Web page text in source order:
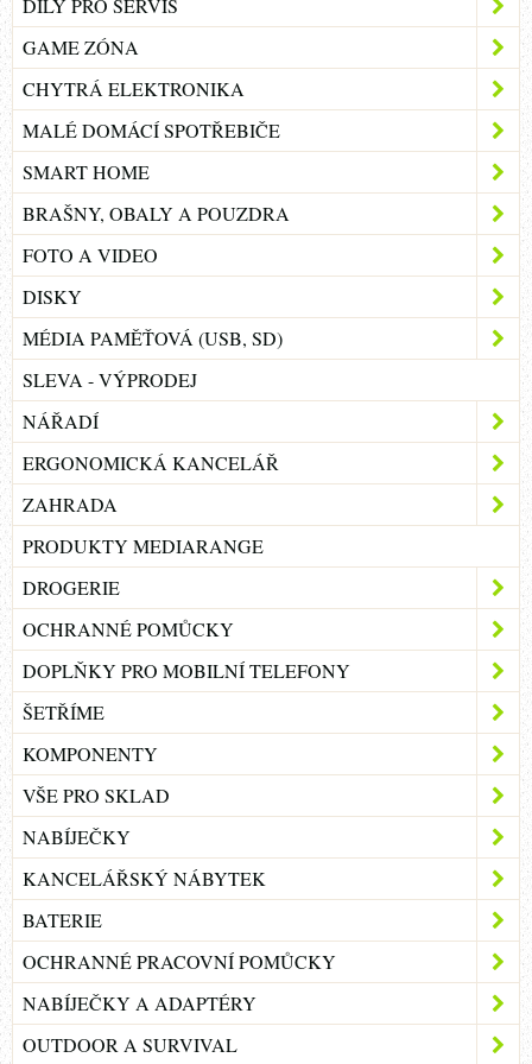
GAME ZÓNA
CHYTRÁ ELEKTRONIKA
MALÉ DOMÁCÍ SPOTŘEBIČE
SMART HOME
BRAŠNY, OBALY A POUZDRA
FOTO A VIDEO
DISKY
MÉDIA PAMĚŤOVÁ (USB, SD)
SLEVA - VÝPRODEJ
NÁŘADÍ
ERGONOMICKÁ KANCELÁŘ
ZAHRADA
PRODUKTY MEDIARANGE
DROGERIE
OCHRANNÉ POMŮCKY
DOPLŇKY PRO MOBILNÍ TELEFONY
ŠETŘÍME
KOMPONENTY
VŠE PRO SKLAD
NABÍJEČKY
KANCELÁŘSKÝ NÁBYTEK
BATERIE
OCHRANNÉ PRACOVNÍ POMŮCKY
NABÍJEČKY A ADAPTÉRY
OUTDOOR A SURVIVAL